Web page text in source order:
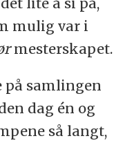
mulig var i
mesterskapet.
på samlingen
dag én og
så langt,